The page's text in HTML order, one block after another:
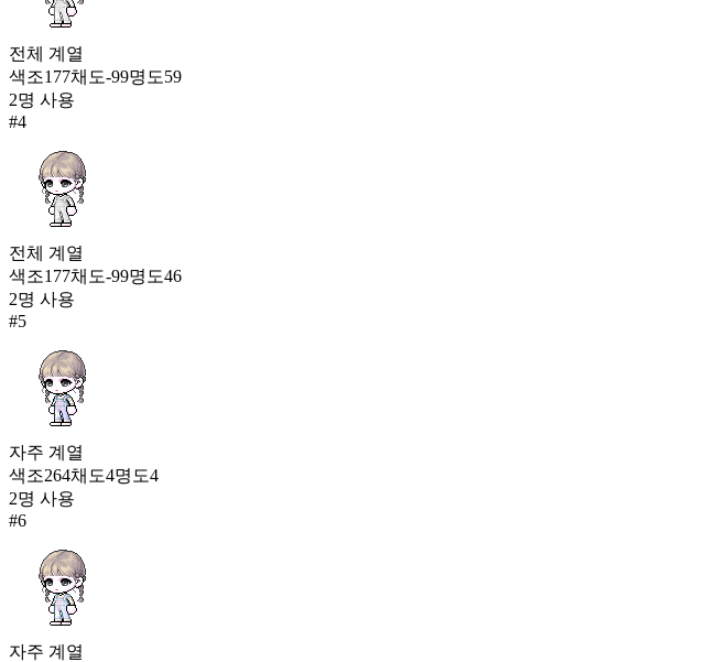
전체 계열
색조177채도-99명도59
2명 사용
#4
전체 계열
색조177채도-99명도46
2명 사용
#5
자주 계열
색조264채도4명도4
2명 사용
#6
자주 계열